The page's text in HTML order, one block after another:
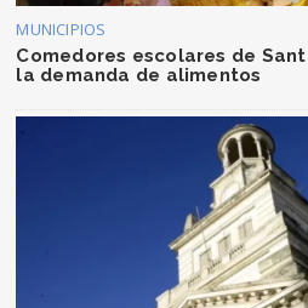
MUNICIPIOS
Comedores escolares de
la demanda de alimentos